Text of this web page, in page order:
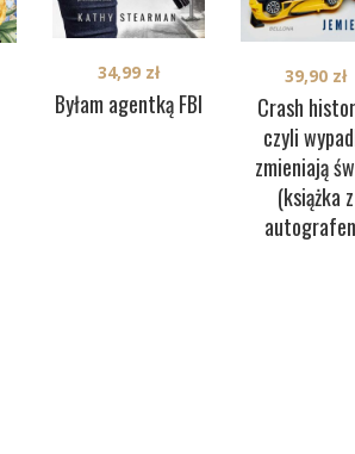
Byłam agentką FBI
34,99 zł
Crash
czyli
zmieniają
(książka z
39,90 zł